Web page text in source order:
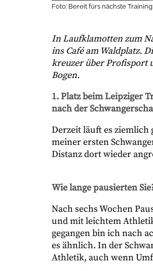
Foto: Bereit fürs nächste
In Laufklamotten zum
ins Café am Waldplatz.
kreuzerüber Profisport
Bogen.
1. Platz beim Leipziger
nach der
Derzeit läuft es
meiner ersten
Distanz dort wieder
Wie lange pausierten
Nach sechs Wochen
und mit leichtem
gegangen bin ich nach
es ähnlich. In der
Athletik, auch wenn